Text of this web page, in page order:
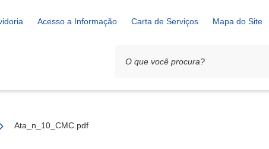
Acesso a Informação Carta de Serviços Mapa do Site
Ata_n_10_CMC.pdf